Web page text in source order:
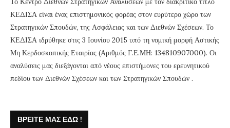
ΚΕΔΙΣΑ είναι ένας επιστημονικός φορέας στον ευρύτερο χώρο των
Στρατηγικών Σπουδών, της Ασφάλειας και των Διεθνών Σχέσεων. Το
ΚΕΔΙΣΑ ιδρύθηκε στις 3 Ιουνίου 2015 υπό τη νομική μορφή Αστικής
Μη Κερδοσκοπικής Εταιρίας (Αριθμός Γ.Ε.ΜΗ: 134810907000). Οι
αναλύσεις μας διεξάγονται από νέους επιστήμονες του ερευνητικού
πεδίου των Διεθνών Σχέσεων και των Στρατηγικών Σπουδών .
ΒΡΕΊΤΕ ΜΑΣ ΕΔΏ !